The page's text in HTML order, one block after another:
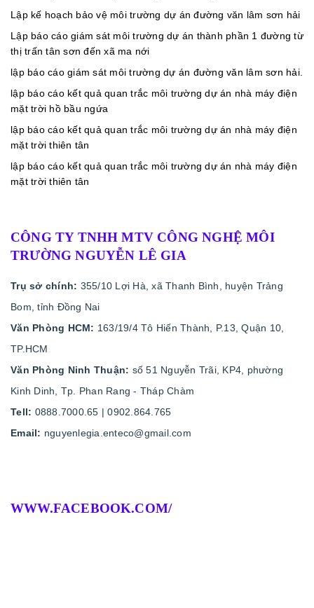
Lập kế hoạch bảo vệ môi trường dự án đường văn lâm sơn hải
Lập báo cáo giám sát môi trường dự án thành phần 1 đường từ
thị trấn tân sơn đến xã ma nới
lập báo cáo giám sát môi trường dự án đường văn lâm sơn hải.
lập báo cáo kết quả quan trắc môi trường dự án nhà máy điện
mặt trời hồ bầu ngứa
lập báo cáo kết quả quan trắc môi trường dự án nhà máy điện
mặt trời thiên tân
lập báo cáo kết quả quan trắc môi trường dự án nhà máy điện
mặt trời thiên tân
CÔNG TY TNHH MTV CÔNG NGHỆ MÔI
TRƯỜNG NGUYỄN LÊ GIA
Trụ sở chính: 355/10 Lợi Hà, xã Thanh Bình, huyện Trảng
Bom, tỉnh Đồng Nai
Văn Phòng HCM: 163/19/4 Tô Hiến Thành, P.13, Quận 10,
TP.HCM
Văn Phòng Ninh Thuận: số 51 Nguyễn Trãi, KP4, phường
Kinh Dinh, Tp. Phan Rang - Tháp Chàm
Tell: 0888.7000.65 | 0902.864.765
Email: nguyenlegia.enteco@gmail.com
WWW.FACEBOOK.COM/